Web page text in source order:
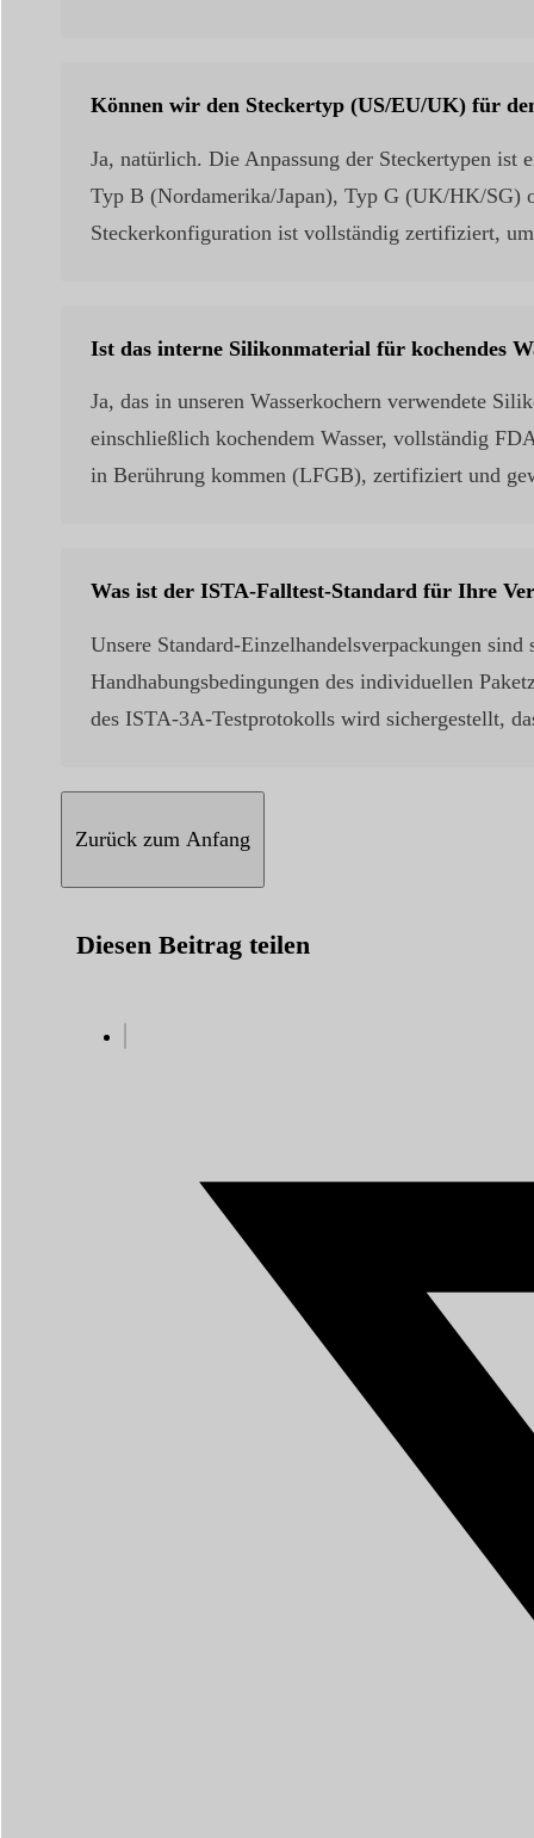
Können wir den Steckertyp (US/EU/UK) für
Ja, natürlich. Die Anpassung der Steckertypen ist
Typ B (Nordamerika/Japan), Typ G (UK/HK/SG)
Steckerkonfiguration ist vollständig zertifiziert,
Ist das interne Silikonmaterial für kochendes
Ja, das in unseren Wasserkochern verwendete
einschließlich kochendem Wasser, vollständig
in Berührung kommen (LFGB), zertifiziert und
Was ist der ISTA-Falltest-Standard für Ihre
Unsere Standard-Einzelhandelsverpackungen
Handhabungsbedingungen des individuellen
des ISTA-3A-Testprotokolls wird sichergestellt,
Zurück zum Anfang
Diesen Beitrag teilen